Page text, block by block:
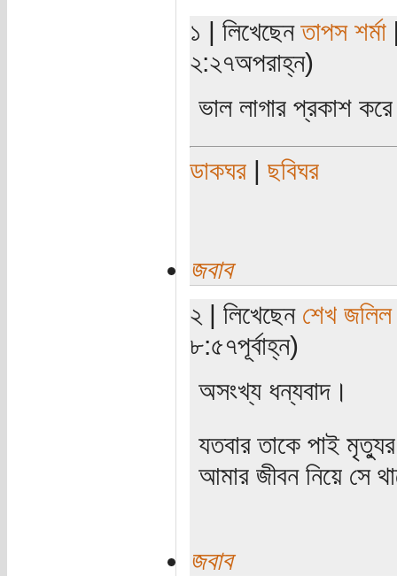
১ | লিখেছেনতাপস শর্মা
২:২৭অপরাহ্ন)
ভাল লাগার প্রকাশ
ডাকঘর| ছবিঘর
জবাব
২ | লিখেছেন শেখ জলিল
৮:৫৭পূর্বাহ্ন)
অসংখ্য ধন্যবাদ।
যতবার তাকে পাই
আমার জীবন নিয়ে সে
জবাব